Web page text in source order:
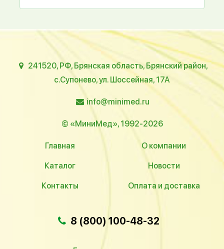
241520, РФ, Брянская область, Брянский район,
с.Супонево, ул. Шоссейная, 17А
info@minimed.ru
© «МиниМед», 1992-2026
Главная О компании
Каталог Новости
Контакты Оплата и доставка
8 (800) 100-48-32